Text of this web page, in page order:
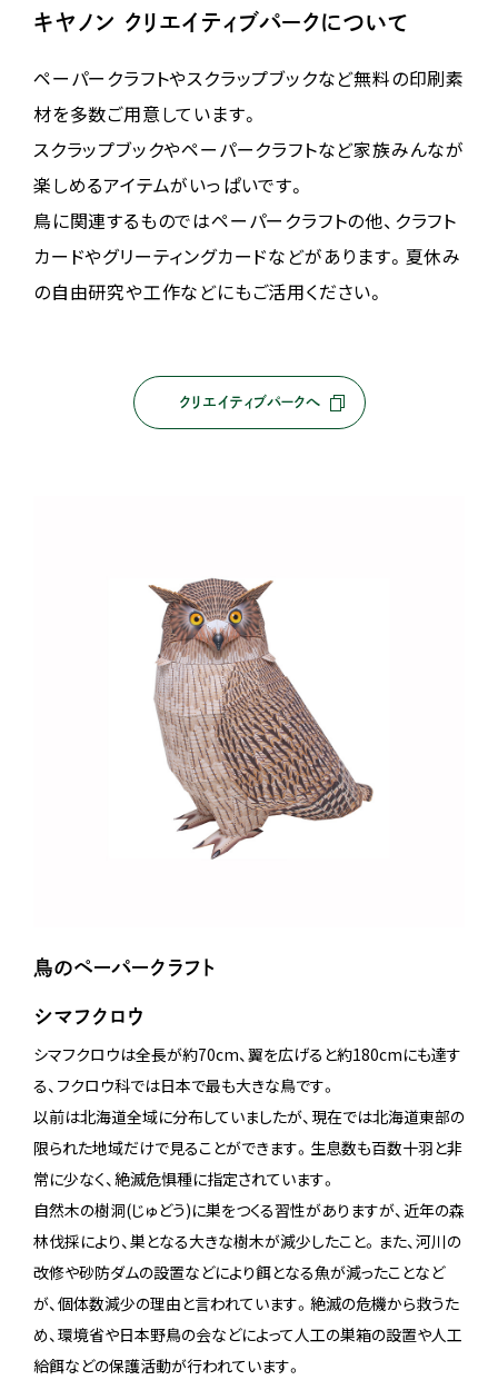
キヤノン クリエイティブパークについて
ペーパークラフトやスクラップブックなど無料の印刷素
材を多数ご用意しています。
スクラップブックやペーパークラフトなど家族みんなが
楽しめるアイテムがいっぱいです。
鳥に関連するものではペーパークラフトの他、クラフト
カードやグリーティングカードなどがあります。夏休み
の自由研究や工作などにもご活用ください。
クリエイティブパークへ
鳥のペーパークラフト
シマフクロウ
シマフクロウは全長が約70cm、翼を広げると約180cmにも達す
る、フクロウ科では日本で最も大きな鳥です。
以前は北海道全域に分布していましたが、現在では北海道東部の
限られた地域だけで見ることができます。生息数も百数十羽と非
常に少なく、絶滅危惧種に指定されています。
自然木の樹洞(じゅどう)に巣をつくる習性がありますが、近年の森
林伐採により、巣となる大きな樹木が減少したこと。また、河川の
改修や砂防ダムの設置などにより餌となる魚が減ったことなど
が、個体数減少の理由と言われています。絶滅の危機から救うた
め、環境省や日本野鳥の会などによって人工の巣箱の設置や人工
給餌などの保護活動が行われています。